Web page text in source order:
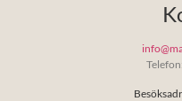
Telefon: